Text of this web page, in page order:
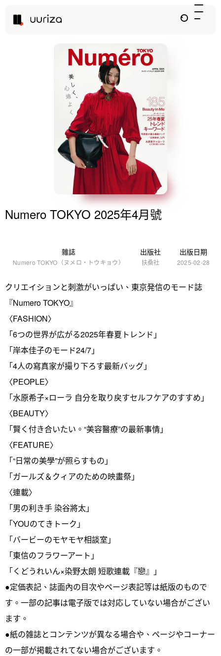
Numero TOKYO 2025年4月號
雜誌
Numero TOKYO（ヌメロ・トウキョウ）
出版社
扶桑社
出版日期
2025-02-28
クリエイションと刺激がいっぱい、東京発信のモード誌
『Numero TOKYO』
〈FASHION〉
「6つの世界が広がる2025年春夏トレンド」
「岸本佳子のモード24/7」
「4人の寫真家が撮り下ろす最新バッグ」
〈PEOPLE〉
「水原希子×ローラ 自分を取り戻すセルフケアのすすめ」
〈BEAUTY〉
「賢く付き合いたい。“美容醫療”の最新事情」
〈FEATURE〉
「“日常の美學”が照らすもの」
「ガールズ＆クィアのための映畫祭」
〈連載〉
「男の利き手 染谷將太」
「YOUのてきトーク」
「バービーのモヤモヤ相談室」
「東信のフラワーアート」
「くどうれいん×染野太朗 短歌連載『戀』」
●定価表記、誌面內の目次やページ表記等は紙版のもので
す。一部の記事は電子版では対応していない場合がござい
ます。
●紙の雑誌とコンテンツが異なる場合や、ページやコーナー
の一部が掲載されてない場合がございます。